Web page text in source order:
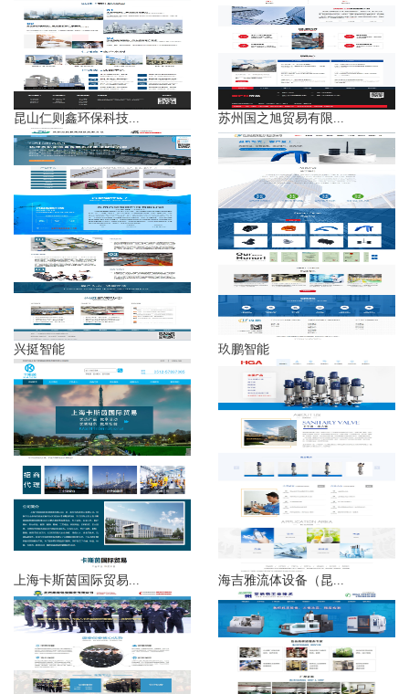
昆山仁则鑫环保科技... 苏州国之旭贸易有限...
兴挺智能 玖鹏智能
上海卡斯茵国际贸易... 海吉雅流体设备（昆...